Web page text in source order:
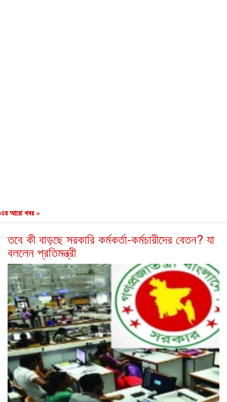
এর আরো খবর »
তবে কী বাড়ছে সরকারি কর্মকর্তা-কর্মচারীদের বেতন? যা
বললেন প্রতিমন্ত্রী